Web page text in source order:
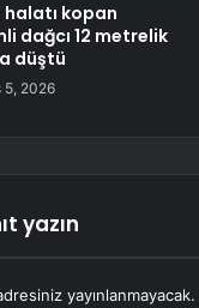
halatı kopan
dağcı 12 metrelik
düştü
5, 2026
yazın
yayınlanmayacak.